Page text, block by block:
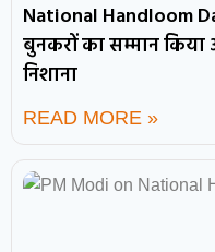
National Handloom
बुनकरों का सम्मान किया
निशाना
READ MORE »